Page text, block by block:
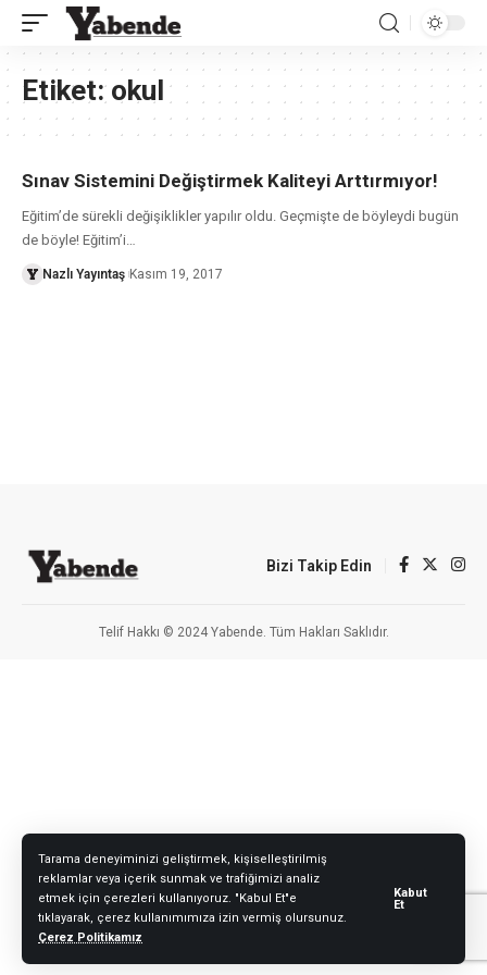
Tarama deneyiminizi geliştirmek, kişiselleştirilmiş
reklamlar veya içerik sunmak ve trafiğimizi analiz
etmek için çerezleri kullanıyoruz. "Kabul Et"e
tıklayarak, çerez kullanımımıza izin vermiş olursunuz.
Çerez Politikamız
Kabut
Et
Etiket:okul
Sınav Sistemini Değiştirmek Kaliteyi Arttırmıyor!
Eğitim’de sürekli değişiklikler yapılır oldu. Geçmişte de böyleydi bugün
de böyle! Eğitim’i…
Nazlı Yayıntaş Kasım 19, 2017
Bizi Takip Edin
Telif Hakkı © 2024 Yabende. Tüm Hakları Saklıdır.